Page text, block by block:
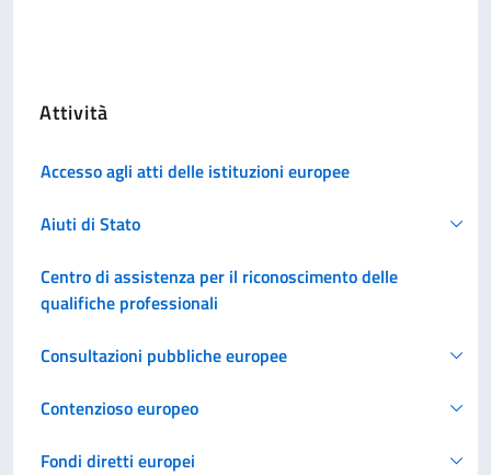
Attività
Accesso agli atti delle istituzioni europee
Aiuti di Stato
Centro di assistenza per il riconoscimento delle
qualifiche professionali
Consultazioni pubbliche europee
Contenzioso europeo
Fondi diretti europei